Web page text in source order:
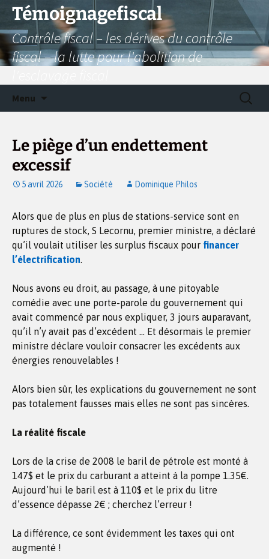
Aller
contenu
Témoignagefiscal
Contrôle fiscal – les dérives du contrôle
fiscal – la lutte pour l'abolition de
Menu
Le piège d’un endettement
excessif
5 avril 2026 Société Dominique Philos
Alors que de plus en plus de stations-service sont en
ruptures de stock, S Lecornu, premier ministre, a déclaré
qu’il voulait utiliser les surplus fiscaux pour financer
l’électrification.
Nous avons eu droit, au passage, à une pitoyable
comédie avec une porte-parole du gouvernement qui
avait commencé par nous expliquer, 3 jours auparavant,
qu’il n’y avait pas d’excédent … Et désormais le premier
ministre déclare vouloir consacrer les excédents aux
énergies renouvelables !
Alors bien sûr, les explications du gouvernement ne sont
pas totalement fausses mais elles ne sont pas sincères.
La réalité fiscale
Lors de la crise de 2008 le baril de pétrole est monté à
147$ et le prix du carburant a atteint à la pompe 1.35€.
Aujourd’hui le baril est à 110$ et le prix du litre
d’essence dépasse 2€ ; cherchez l’erreur !
La différence, ce sont évidemment les taxes qui ont
augmenté !